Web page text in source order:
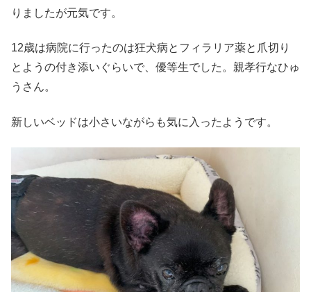
りましたが元気です。
12歳は病院に行ったのは狂犬病とフィラリア薬と爪切り
とようの付き添いぐらいで、優等生でした。親孝行なひゅ
うさん。
新しいベッドは小さいながらも気に入ったようです。